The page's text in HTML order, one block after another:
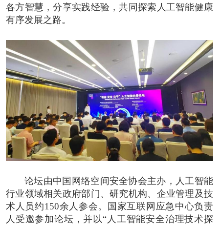
各方智慧，分享实践经验，共同探索人工智能健康
有序发展之路。
论坛由中国网络空间安全协会主办，人工智能
行业领域相关政府部门、研究机构、企业管理及技
术人员约150余人参会。国家互联网应急中心负责
人受邀参加论坛，并以“人工智能安全治理技术探